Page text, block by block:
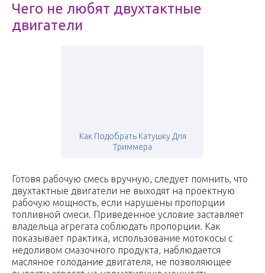
Чего не любят двухтактные
двигатели
Как Подобрать Катушку Для
Триммера
Готовя рабочую смесь вручную, следует помнить, что
двухтактные двигатели не выходят на проектную
рабочую мощность, если нарушены пропорции
топливной смеси. Приведенное условие заставляет
владельца агрегата соблюдать пропорции. Как
показывает практика, использование мотокосы с
недоливом смазочного продукта, наблюдается
масляное голодание двигателя, не позволяющее